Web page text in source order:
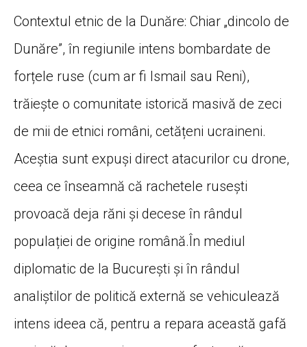
Contextul etnic de la Dunăre: Chiar „dincolo de
Dunăre”, în regiunile intens bombardate de
forțele ruse (cum ar fi Ismail sau Reni),
trăiește o comunitate istorică masivă de zeci
de mii de etnici români, cetățeni ucraineni.
Aceștia sunt expuși direct atacurilor cu drone,
ceea ce înseamnă că rachetele rusești
provoacă deja răni și decese în rândul
populației de origine română.În mediul
diplomatic de la București și în rândul
analiștilor de politică externă se vehiculează
intens ideea că, pentru a repara această gafă